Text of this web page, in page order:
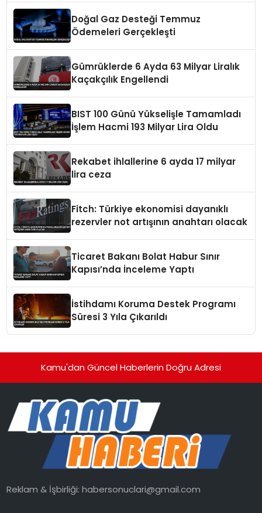
Doğal Gaz Desteği Temmuz
Ödemeleri Gerçekleşti
Gümrüklerde 6 Ayda 63 Milyar Liralık
Kaçakçılık Engellendi
BIST 100 Günü Yükselişle Tamamladı
İşlem Hacmi 193 Milyar Lira Oldu
Rekabet ihlallerine 6 ayda 17 milyar
lira ceza
Fitch: Türkiye ekonomisi dayanıklı
rezervler not artışının anahtarı olacak
Ticaret Bakanı Bolat Habur Sınır
Kapısı’nda İnceleme Yaptı
İstihdamı Koruma Destek Programı
Süresi 3 Yıla Çıkarıldı
Kamu'dan Güncel Haberlerin Doğru Adresi
Reklam & İşbirliği:habersonuclari@gmail.com